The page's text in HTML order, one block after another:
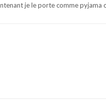
je le porte comme pyjama